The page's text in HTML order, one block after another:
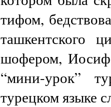
тифом,
ташкентского
шофером, Иосиф
“мини-урок”
турецком языке